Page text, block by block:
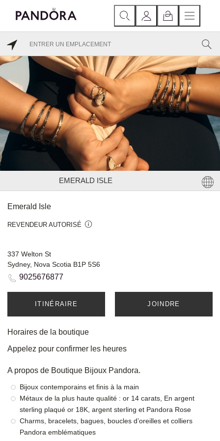
EMERALD ISLE
Emerald Isle
REVENDEUR AUTORISÉ
337 Welton St
Sydney, Nova Scotia B1P 5S6
9025676877
ITINÉRAIRE JOINDRE
Horaires de la boutique
Appelez pour confirmer les heures
A propos de Boutique Bijoux Pandora.
Bijoux contemporains et finis à la main
Métaux de la plus haute qualité : or 14 carats, En argent
sterling plaqué or 18K, argent sterling et Pandora Rose
Charms, bracelets, bagues, boucles d’oreilles et colliers
Pandora emblématiques